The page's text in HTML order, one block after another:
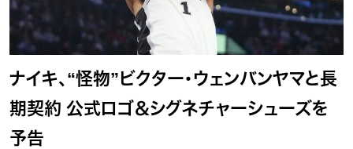
ナイキ、“怪物”ビクター・ウェンバンヤマと長
期契約 公式ロゴ＆シグネチャーシューズを
予告